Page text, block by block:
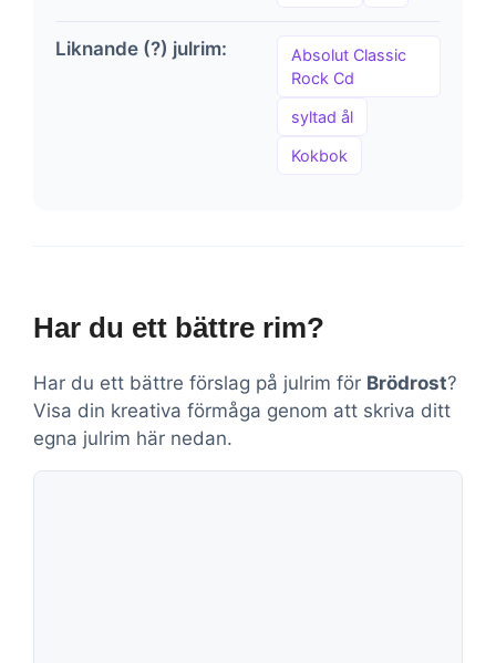
Liknande (?) julrim:
Absolut Classic
Rock Cd
syltad ål
Kokbok
Har du ett bättre rim?
Har du ett bättre förslag på julrim för Brödrost?
Visa din kreativa förmåga genom att skriva ditt
egna julrim här nedan.
Kommentar